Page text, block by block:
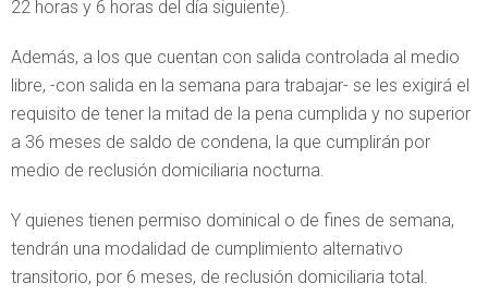
22 horas y 6 horas del día siguiente).
Además, a los que cuentan con salida controlada al medio
libre, -con salida en la semana para trabajar- se les exigirá el
requisito de tener la mitad de la pena cumplida y no superior
a 36 meses de saldo de condena, la que cumplirán por
medio de reclusión domiciliaria nocturna.
Y quienes tienen permiso dominical o de fines de semana,
tendrán una modalidad de cumplimiento alternativo
transitorio, por 6 meses, de reclusión domiciliaria total.